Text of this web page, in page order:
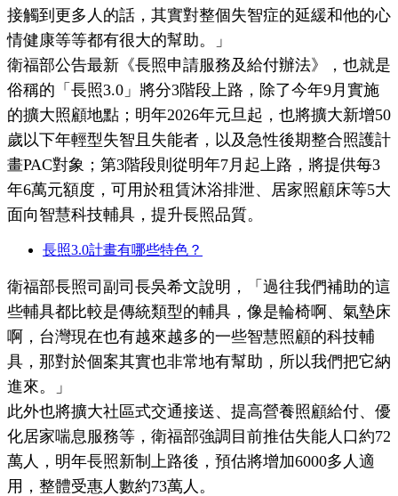
接觸到更多人的話，其實對整個失智症的延緩和他的心
情健康等等都有很大的幫助。」
衛福部公告最新《長照申請服務及給付辦法》，也就是
俗稱的「長照3.0」將分3階段上路，除了今年9月實施
的擴大照顧地點；明年2026年元旦起，也將擴大新增50
歲以下年輕型失智且失能者，以及急性後期整合照護計
畫PAC對象；第3階段則從明年7月起上路，將提供每3
年6萬元額度，可用於租賃沐浴排泄、居家照顧床等5大
面向智慧科技輔具，提升長照品質。
長照3.0計畫有哪些特色？
衛福部長照司副司長吳希文說明，「過往我們補助的這
些輔具都比較是傳統類型的輔具，像是輪椅啊、氣墊床
啊，台灣現在也有越來越多的一些智慧照顧的科技輔
具，那對於個案其實也非常地有幫助，所以我們把它納
進來。」
此外也將擴大社區式交通接送、提高營養照顧給付、優
化居家喘息服務等，衛福部強調目前推估失能人口約72
萬人，明年長照新制上路後，預估將增加6000多人適
用，整體受惠人數約73萬人。